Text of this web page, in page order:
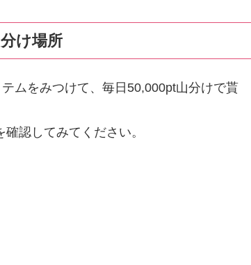
け場所
ムをみつけて、毎日50,000pt山分けで貰
認してみてください。